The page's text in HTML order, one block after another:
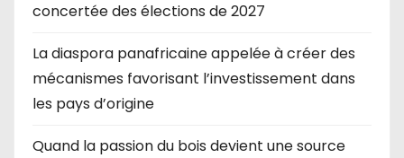
concertée des élections de 2027
La diaspora panafricaine appelée à créer des
mécanismes favorisant l’investissement dans
les pays d’origine
Quand la passion du bois devient une source